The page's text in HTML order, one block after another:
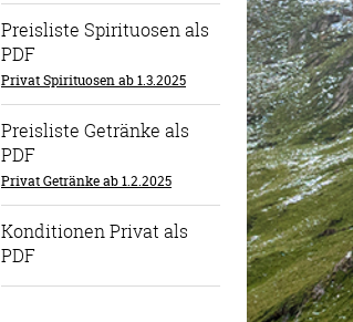
Preisliste Spirituosen als
PDF
Privat Spirituosen ab 1.3.2025
Preisliste Getränke als
PDF
Privat Getränke ab 1.2.2025
Konditionen Privat als
PDF